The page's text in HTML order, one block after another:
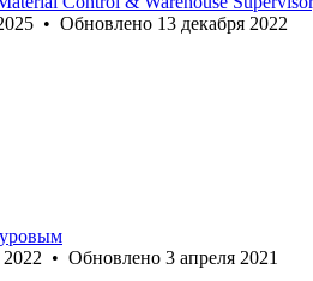
• Обновлено 13 декабря 2022
2022 • Обновлено 3 апреля 2021